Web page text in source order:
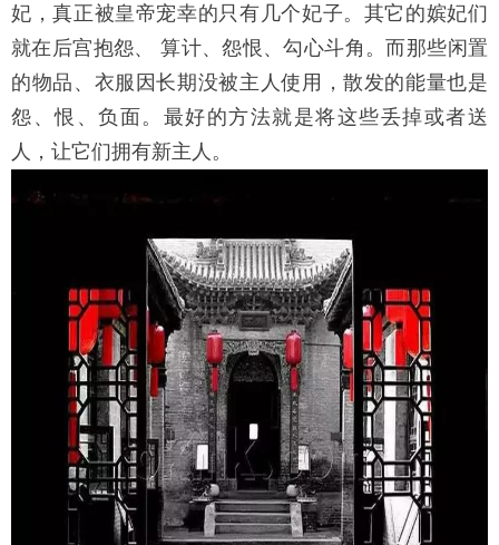
妃，真正被皇帝宠幸的只有几个妃子。其它的嫔妃们
就在后宫抱怨、 算计、怨恨、勾心斗角。而那些闲置
的物品、衣服因长期没被主人使用，散发的能量也是
怨、恨、负面。最好的方法就是将这些丢掉或者送
人，让它们拥有新主人。